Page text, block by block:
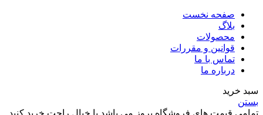
صفحه نخست
بلاگ
محصولات
قوانین و مقررات
تماس با ما
درباره ما
سبد خرید
بستن